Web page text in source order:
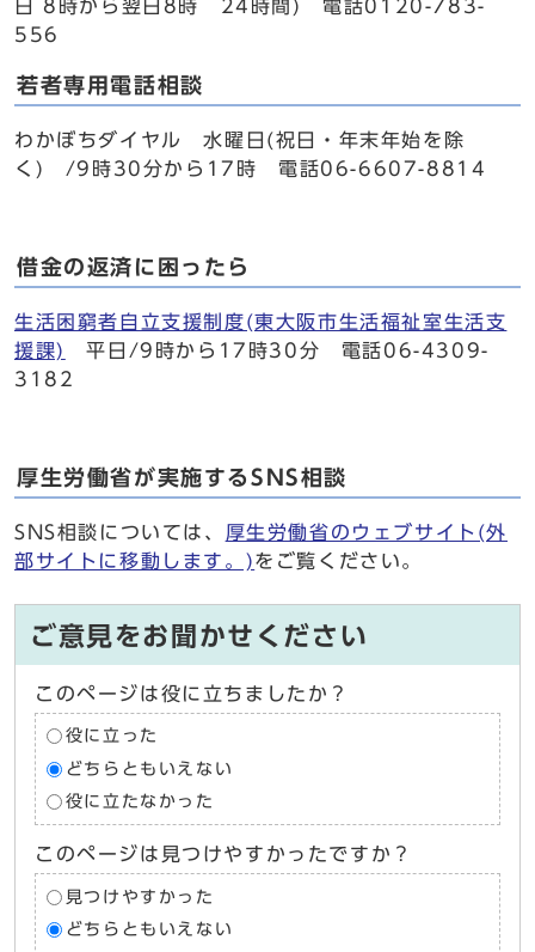
日 8時から翌日8時 24時間) 電話0120-783-
556
若者専用電話相談
わかぼちダイヤル 水曜日(祝日・年末年始を除
く) /9時30分から17時 電話06-6607-8814
借金の返済に困ったら
生活困窮者自立支援制度(東大阪市生活福祉室生活支
援課)
平日/9時から17時30分 電話06-4309-
3182
厚生労働省が実施するSNS相談
SNS相談については、 厚生労働省のウェブサイト(外
部サイトに移動します。)をご覧ください。
ご意見をお聞かせください
このページは役に立ちましたか？
役に立った
どちらともいえない
役に立たなかった
このページは見つけやすかったですか？
見つけやすかった
どちらともいえない